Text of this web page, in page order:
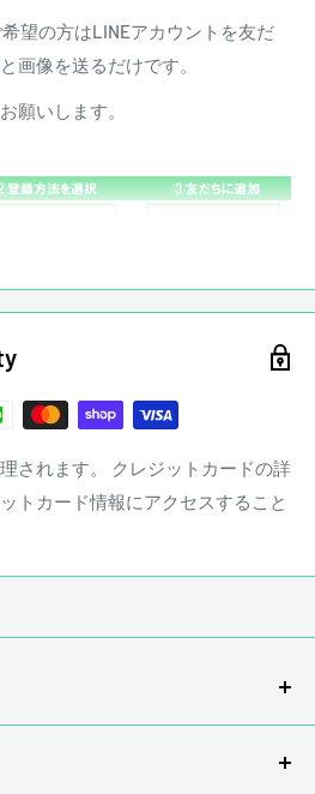
せていただきます。他にも、ブリ
望の方はLINEアカウントを友だ
画像を送るだけです。
願いします。
ド
されます。 クレジットカードの詳
トカード情報にアクセスすること